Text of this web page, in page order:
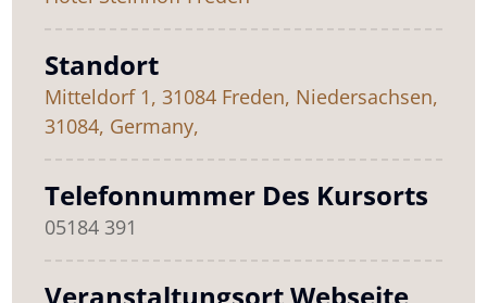
Standort
Mitteldorf 1, 31084 Freden, Niedersachsen,
31084, Germany,
Telefonnummer Des Kursorts
05184 391
Veranstaltungsort Webseite